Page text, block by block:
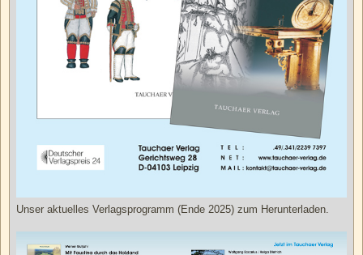
Unser aktuelles Verlagsprogramm (Ende 2025) zum Herunterladen.